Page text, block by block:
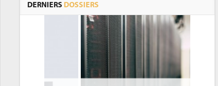
DERNIERS DOSSIERS